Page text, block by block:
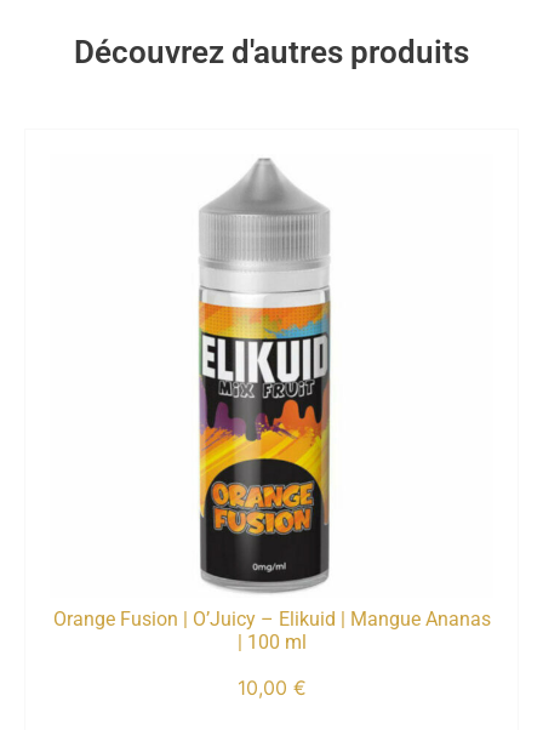
Découvrez d'autres produits
Orange Fusion | O’Juicy – Elikuid | Mangue Ananas
| 100 ml
10,00 €